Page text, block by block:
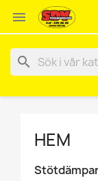

search
HEM